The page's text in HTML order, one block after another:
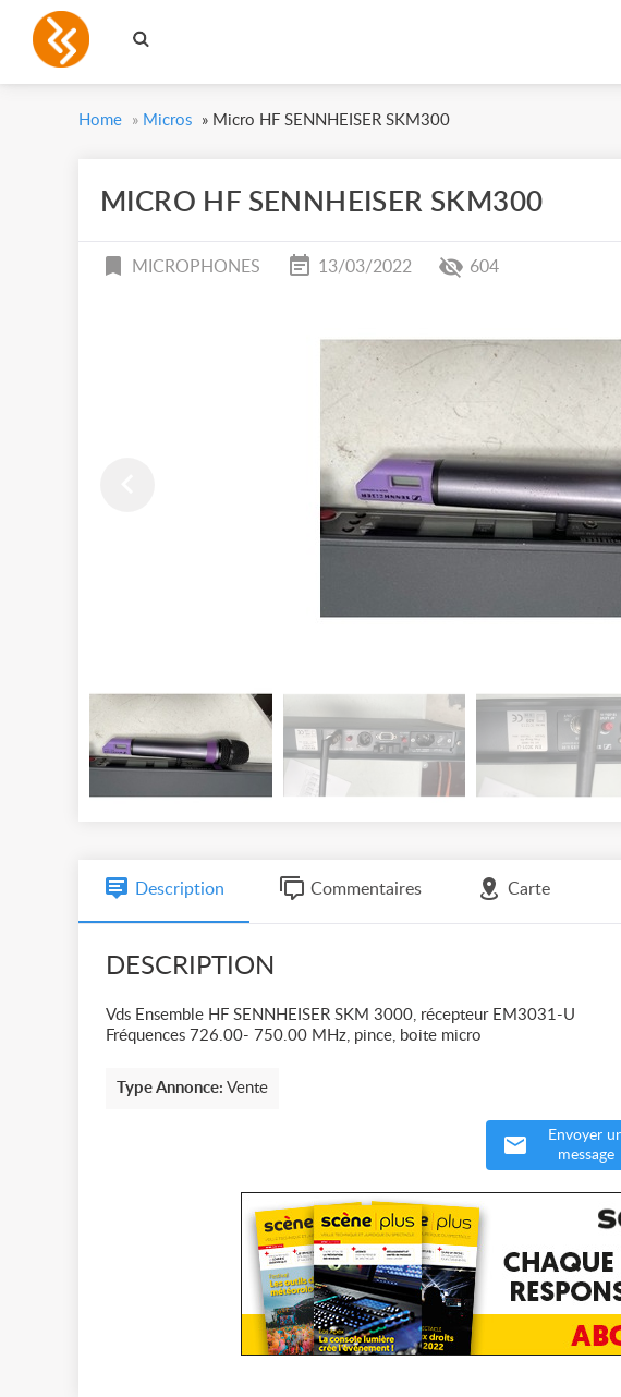
Home » Micros » Micro HF SENNHEISER SKM300
MICRO HF SENNHEISER SKM300
MICROPHONES 13/03/2022 604
Description Commentaires Carte
DESCRIPTION
Vds Ensemble HF SENNHEISER SKM 3000, récepteur EM3031-U
Fréquences 726.00- 750.00 MHz, pince, boite micro
Type Annonce: Vente
Envoyer
message